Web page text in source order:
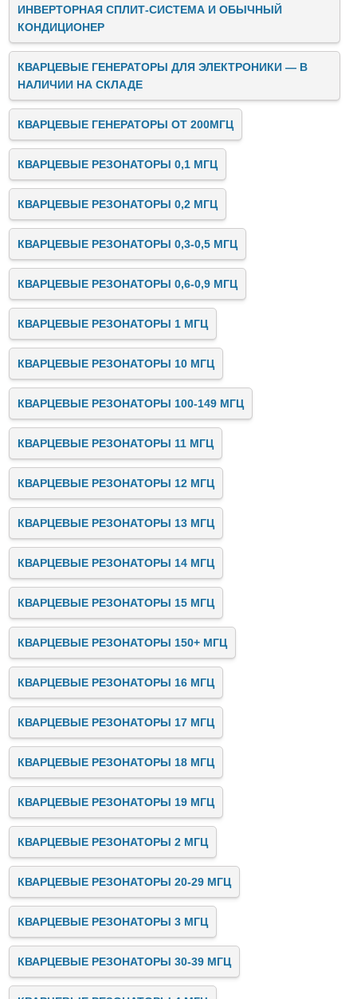
ИНВЕРТОРНАЯ СПЛИТ-СИСТЕМА И ОБЫЧНЫЙ
КОНДИЦИОНЕР
КВАРЦЕВЫЕ ГЕНЕРАТОРЫ ДЛЯ ЭЛЕКТРОНИКИ — В
НАЛИЧИИ НА СКЛАДЕ
КВАРЦЕВЫЕ ГЕНЕРАТОРЫ ОТ 200МГЦ
КВАРЦЕВЫЕ РЕЗОНАТОРЫ 0,1 МГЦ
КВАРЦЕВЫЕ РЕЗОНАТОРЫ 0,2 МГЦ
КВАРЦЕВЫЕ РЕЗОНАТОРЫ 0,3-0,5 МГЦ
КВАРЦЕВЫЕ РЕЗОНАТОРЫ 0,6-0,9 МГЦ
КВАРЦЕВЫЕ РЕЗОНАТОРЫ 1 МГЦ
КВАРЦЕВЫЕ РЕЗОНАТОРЫ 10 МГЦ
КВАРЦЕВЫЕ РЕЗОНАТОРЫ 100-149 МГЦ
КВАРЦЕВЫЕ РЕЗОНАТОРЫ 11 МГЦ
КВАРЦЕВЫЕ РЕЗОНАТОРЫ 12 МГЦ
КВАРЦЕВЫЕ РЕЗОНАТОРЫ 13 МГЦ
КВАРЦЕВЫЕ РЕЗОНАТОРЫ 14 МГЦ
КВАРЦЕВЫЕ РЕЗОНАТОРЫ 15 МГЦ
КВАРЦЕВЫЕ РЕЗОНАТОРЫ 150+ МГЦ
КВАРЦЕВЫЕ РЕЗОНАТОРЫ 16 МГЦ
КВАРЦЕВЫЕ РЕЗОНАТОРЫ 17 МГЦ
КВАРЦЕВЫЕ РЕЗОНАТОРЫ 18 МГЦ
КВАРЦЕВЫЕ РЕЗОНАТОРЫ 19 МГЦ
КВАРЦЕВЫЕ РЕЗОНАТОРЫ 2 МГЦ
КВАРЦЕВЫЕ РЕЗОНАТОРЫ 20-29 МГЦ
КВАРЦЕВЫЕ РЕЗОНАТОРЫ 3 МГЦ
КВАРЦЕВЫЕ РЕЗОНАТОРЫ 30-39 МГЦ